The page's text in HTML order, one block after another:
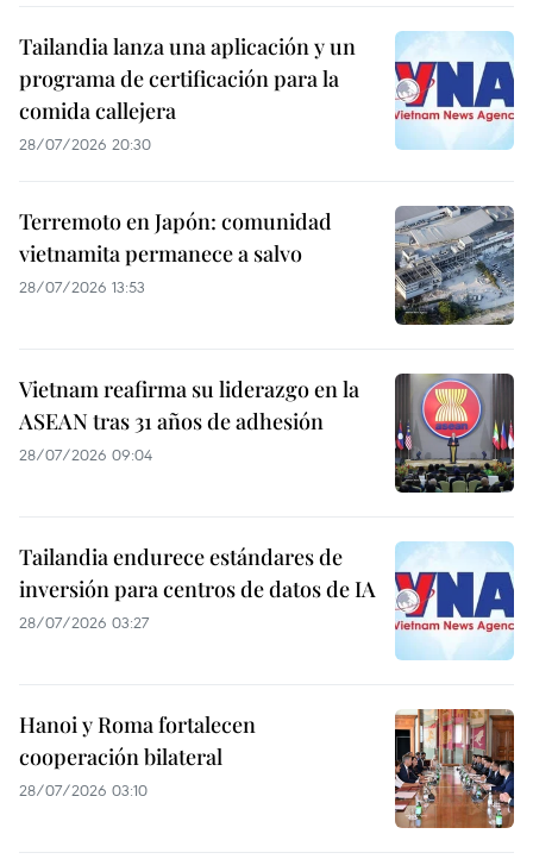
Tailandia lanza una aplicación y un
programa de certificación para la
comida callejera
28/07/2026 20:30
Terremoto en Japón: comunidad
vietnamita permanece a salvo
28/07/2026 13:53
Vietnam reafirma su liderazgo en la
ASEAN tras 31 años de adhesión
28/07/2026 09:04
Tailandia endurece estándares de
inversión para centros de datos de IA
28/07/2026 03:27
Hanoi y Roma fortalecen
cooperación bilateral
28/07/2026 03:10